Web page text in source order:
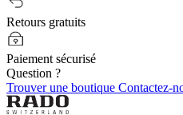
Retours gratuits
Paiement sécurisé
Question ?
Trouver une boutique Contactez-